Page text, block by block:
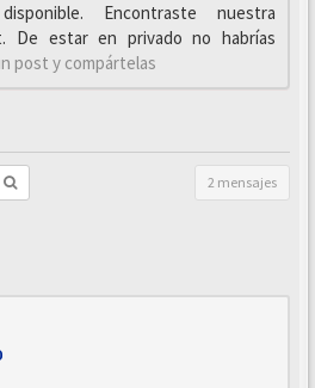
Encontraste nuestra
De estar en privado no habrías
post y compártelas
2 mensajes